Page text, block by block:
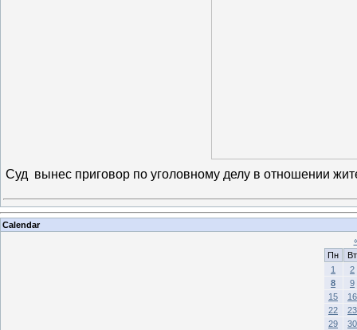
Суд вынес приговор по уголовному делу в отношении
Calendar
Пн
Вт
1
2
8
9
15
16
22
23
29
30